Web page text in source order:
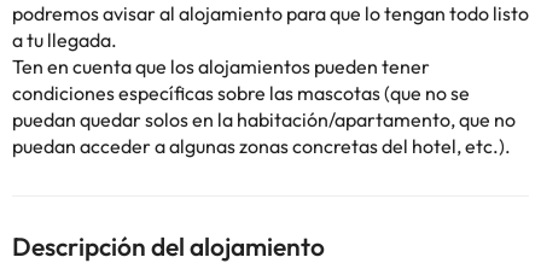
podremos avisar al alojamiento para que lo tengan todo listo
a tu llegada.
Ten en cuenta que los alojamientos pueden tener
condiciones específicas sobre las mascotas (que no se
puedan quedar solos en la habitación/apartamento, que no
puedan acceder a algunas zonas concretas del hotel, etc.).
Descripción del alojamiento